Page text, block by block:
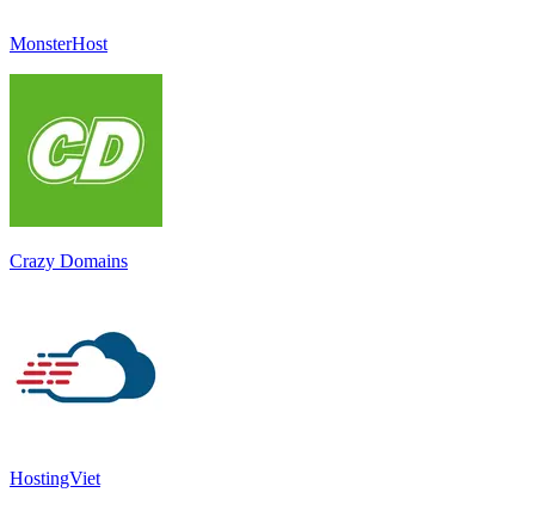
MonsterHost
Crazy Domains
HostingViet